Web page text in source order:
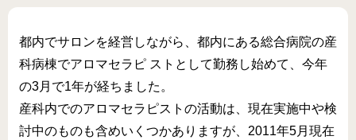
都内でサロンを経営しながら、都内にある総合病院の産
科病棟でアロマセラピ ストとして勤務し始めて、今年
の3月で1年が経ちました。
産科内でのアロマセラピストの活動は、現在実施中や検
討中のものも含めいくつかありますが、2011年5月現在
コース紹介
IFA認定 メディカルアロマテラピーコース【2026年5月開
講】
IFA認定 看護師対象 医療アロマテラピーコース【2026年5
月開講】